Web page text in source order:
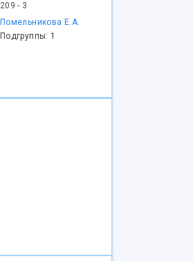
209 - 3
Помельникова Е.А.
Подгруппы: 1